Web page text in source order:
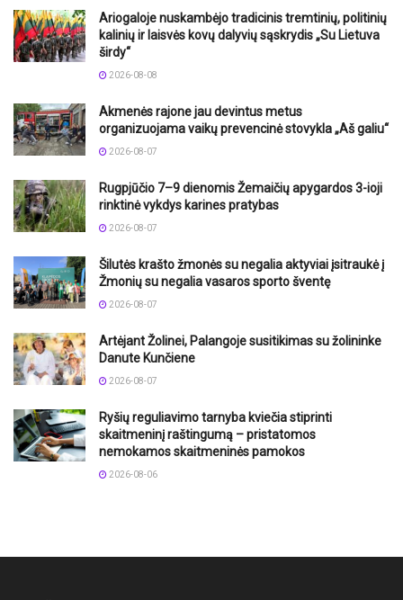
Ariogaloje nuskambėjo tradicinis tremtinių, politinių
kalinių ir laisvės kovų dalyvių sąskrydis „Su Lietuva
širdy“
2026-08-08
Akmenės rajone jau devintus metus
organizuojama vaikų prevencinė stovykla „Aš galiu“
2026-08-07
Rugpjūčio 7–9 dienomis Žemaičių apygardos 3-ioji
rinktinė vykdys karines pratybas
2026-08-07
Šilutės krašto žmonės su negalia aktyviai įsitraukė į
Žmonių su negalia vasaros sporto šventę
2026-08-07
Artėjant Žolinei, Palangoje susitikimas su žolininke
Danute Kunčiene
2026-08-07
Ryšių reguliavimo tarnyba kviečia stiprinti
skaitmeninį raštingumą – pristatomos
nemokamos skaitmeninės pamokos
2026-08-06